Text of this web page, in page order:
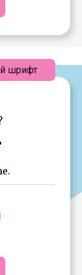
шрифт